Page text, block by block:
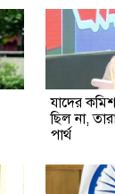
যাদের
ছিল না,
পার্থ